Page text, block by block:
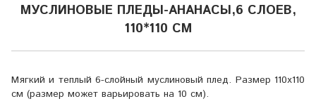
МУСЛИНОВЫЕ ПЛЕДЫ-АНАНАСЫ,6 СЛОЕВ,
110*110 СМ
Мягкий и теплый 6-слойный муслиновый плед. Размер 110х110
см (размер может варьировать на 10 см).